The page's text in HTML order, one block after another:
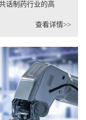
话制药行业的高
查看详情>>